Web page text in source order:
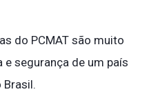
do PCMAT são muito
segurança de um país